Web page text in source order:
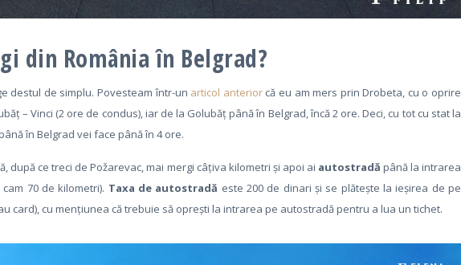
din România în Belgrad?
destul de simplu. Povesteam într-un articol anteriorcă eu am mers prin Drobeta, cu o oprire
– Vinci (2 ore de condus), iar de la Golubăț până în Belgrad, încă 2 ore. Deci, cu tot cu stat la
în Belgrad vei face până în 4 ore.
după ce treci de Požarevac, mai mergi câțiva kilometri și apoi ai autostradă până la intrarea
70 de kilometri). Taxa de autostradă este 200 de dinari și se plătește la ieșirea de pe
card), cu mențiunea că trebuie să oprești la intrarea pe autostradă pentru a lua un tichet.